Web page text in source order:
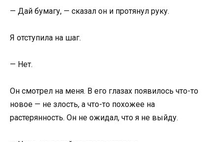
— Дай бумагу, — сказал он и протянул руку.
Я отступила на шаг.
— Нет.
Он смотрел на меня. В его глазах появилось что-то
новое — не злость, а что-то похожее на
растерянность. Он не ожидал, что я не выйду.